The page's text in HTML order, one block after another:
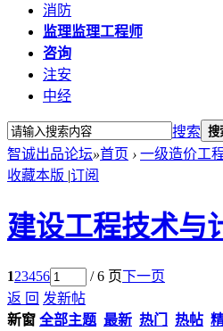
消防
监理监理工程师
咨询
注安
中经
搜索 搜
智诚出品论坛»首页 › 一级造价工
收藏本版 |订阅
建设工程技术与
123456 / 6 页下一页
返 回 发新帖
新窗 全部主题 最新 热门 热帖